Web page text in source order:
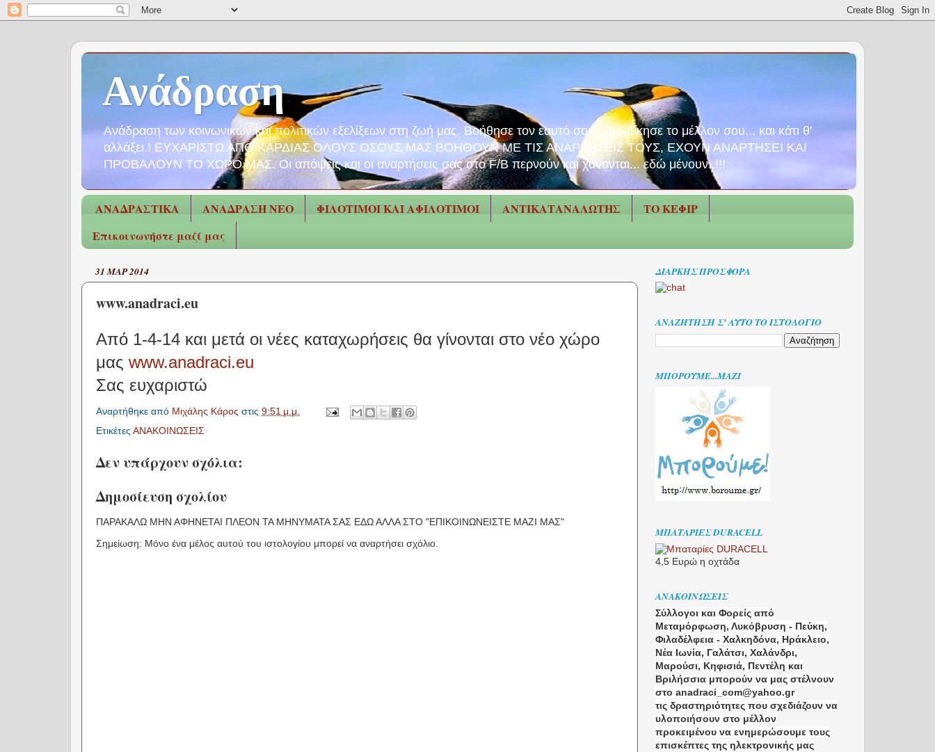
Ανάδραση
Ανάδραση των κοινωνικών και πολιτικών εξελίξεων στη ζωή μας. Βοήθησε τον εαυτό σου...διεκδίκησε το μέλλον σου... και κάτι θ'
αλλάξει.! ΕΥΧΑΡΙΣΤΩ ΑΠΟ ΚΑΡΔΙΑΣ ΟΛΟΥΣ ΟΣΟΥΣ ΜΑΣ ΒΟΗΘΟΥΝ ΜΕ ΤΙΣ ΑΝΑΡΤΗΣΕΙΣ ΤΟΥΣ, ΕΧΟΥΝ ΑΝΑΡΤΗΣΕΙ ΚΑΙ
ΠΡΟΒΑΛΟΥΝ ΤΟ ΧΩΡΟ ΜΑΣ. Οι απόψεις και οι αναρτήσεις σας στο F/B περνούν και χάνονται... εδώ μένουν..!!!
ΑΝΑΔΡΑΣΤΙΚΑ ΑΝΑΔΡΑΣΗ ΝΕΟ ΦΙΛΟΤΙΜΟΙ ΚΑΙ ΑΦΙΛΟΤΙΜΟΙ ΑΝΤΙΚΑΤΑΝΑΛΩΤΗΣ
ΤΟ ΚΕΦΙΡ
Επικοινωνήστε μαζί μας
31 ΜΑΡ 2014
www.anadraci.eu
Από 1-4-14 και μετά οι νέες καταχωρήσεις θα γίνονται στο νέο χώρο
μας www.anadraci.eu
Σας ευχαριστώ
Αναρτήθηκε από Μιχάλης Κάρος στις 9:51 μ.μ.
Ετικέτες ΑΝΑΚΟΙΝΩΣΕΙΣ
Δεν υπάρχουν σχόλια:
Δημοσίευση σχολίου
ΠΑΡΑΚΑΛΩ ΜΗΝ ΑΦΗΝΕΤΑΙ ΠΛΕΟΝ ΤΑ ΜΗΝΥΜΑΤΑ ΣΑΣ ΕΔΩ ΑΛΛΑ ΣΤΟ "ΕΠΙΚΟΙΝΩΝΕΙΣΤΕ ΜΑΖΙ ΜΑΣ"
Σημείωση: Μόνο ένα μέλος αυτού του ιστολογίου μπορεί να αναρτήσει σχόλιο.
ΔΙΑΡΚΗΣ ΠΡΟΣΦΟΡΑ
ΑΝΑΖΉΤΗΣΗ Σ' ΑΥΤΌ ΤΟ ΙΣΤΟΛΌΓΙΟ
ΜΠΟΡΟΎΜΕ...ΜΑΖΊ
ΜΠΑΤΑΡΊΕΣ DURACELL
4,5 Ευρώ η οχτάδα
ΑΝΑΚΟΙΝΩΣΕΙΣ
Σύλλογοι και Φορείς από
Μεταμόρφωση, Λυκόβρυση - Πεύκη,
Φιλαδέλφεια - Χαλκηδόνα, Ηράκλειο,
Νέα Ιωνία, Γαλάτσι, Χαλάνδρι,
Μαρούσι, Κηφισιά, Πεντέλη και
Βριλήσσια μπορούν να μας στέλνουν
στο anadraci_com@yahoo.gr
τις δραστηριότητες που σχεδιάζουν να
υλοποιήσουν στο μέλλον
προκειμένου να ενημερώσουμε τους
επισκέπτες της ηλεκτρονικής μας